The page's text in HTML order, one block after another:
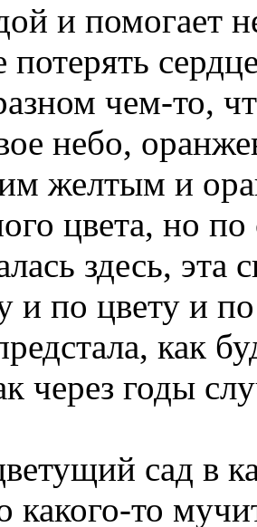
и помогает
потерять
чем-то,
небо,
желтым и
цвета, но
здесь,
и по цвету и
как
через годы
сад в
какого-то